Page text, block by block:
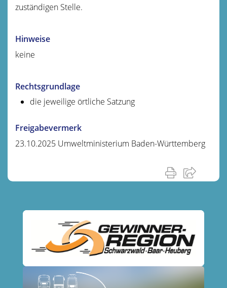
zuständigen Stelle.
Hinweise
keine
Rechtsgrundlage
die jeweilige örtliche Satzung
Freigabevermerk
23.10.2025 Umweltministerium Baden-Württemberg